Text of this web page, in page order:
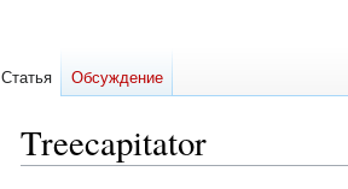
Treecapitator
Статья Обсуждение